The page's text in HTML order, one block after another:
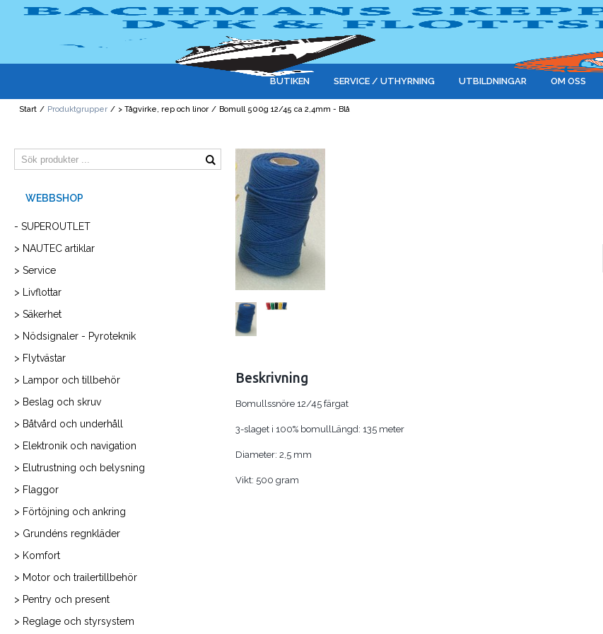
BUTIKEN SERVICE / UTHYRNING UTBILDNINGAR OM OSS
Start / Produktgrupper / > Tågvirke, rep och linor / Bomull 500g 12/45 ca 2,4mm - Blå
- SUPEROUTLET
> NAUTEC artiklar
> Service
> Livflottar
> Säkerhet
> Nödsignaler - Pyroteknik
> Flytvästar
> Lampor och tillbehör
> Beslag och skruv
> Båtvård och underhåll
> Elektronik och navigation
> Elutrustning och belysning
> Flaggor
> Förtöjning och ankring
> Grundéns regnkläder
> Komfort
> Motor och trailertillbehör
> Pentry och present
> Reglage och styrsystem
Beskrivning
Bomullssnöre 12/45 färgat
3-slaget i 100% bomullLängd: 135 meter
Diameter: 2,5 mm
Vikt: 500 gram